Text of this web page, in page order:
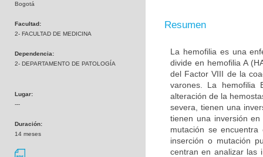
Bogotá
Facultad:
2- FACULTAD DE MEDICINA
Dependencia:
2- DEPARTAMENTO DE PATOLOGÍA
Lugar:
---
Duración:
14 meses
Resumen
La hemofilia es una
divide en hemofilia A
del Factor VIII de la
varones. La hemofilia
alteración de la
severa, tienen una
tienen una inversión
mutación se
inserción o mutación
centran en analizar las